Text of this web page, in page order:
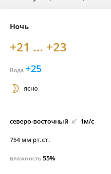
Ночь
+21 ... +23
Вода +25
ясно
северо-восточный 1м/с
754 мм рт.ст.
влажность55%